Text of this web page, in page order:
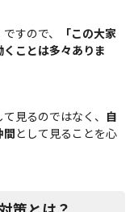
すので、
「この大家
ことは多々ありま
見るのではなく、 自
間として見ることを心